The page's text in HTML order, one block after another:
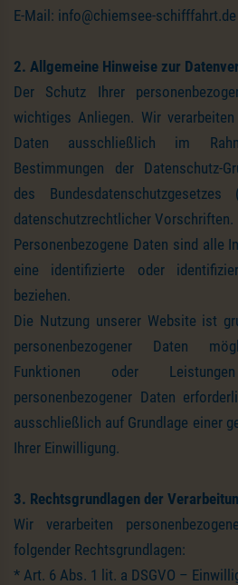
E-Mail: info@chiemsee-schifffahrt.de
2. Allgemeine Hinweise zur
Der Schutz Ihrer
wichtiges Anliegen. Wir
Daten ausschließlich im
Bestimmungen der Datenschutz-
des
datenschutzrechtlicher Vorschriften.
Personenbezogene Daten sind alle
eine identifizierte oder
beziehen.
Die Nutzung unserer Website ist
personenbezogener Daten
Funktionen oder
personenbezogener Daten
ausschließlich auf Grundlage einer
Ihrer Einwilligung.
3. Rechtsgrundlagen der
Wir verarbeiten
folgender Rechtsgrundlagen:
* Art. 6 Abs. 1 lit. a DSGVO –